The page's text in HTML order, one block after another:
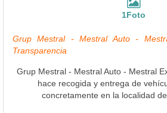
1Foto
Grup Mestral - Mestral Auto -
Transparencia
Grup Mestral - Mestral Auto - Mestral
hace recogida y entrega de
concretamente en la localidad